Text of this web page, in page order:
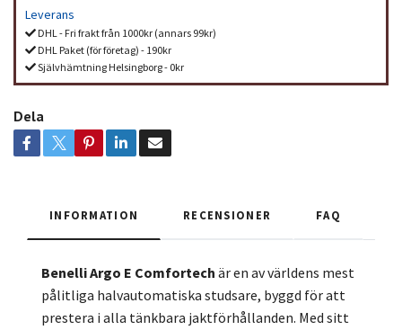
Leverans
DHL - Fri frakt från 1000kr (annars 99kr)
DHL Paket (för företag) - 190kr
Självhämtning Helsingborg - 0kr
Dela
INFORMATION RECENSIONER FAQ
Benelli Argo E Comfortech är en av världens mest
pålitliga halvautomatiska studsare, byggd för att
prestera i alla tänkbara jaktförhållanden. Med sitt